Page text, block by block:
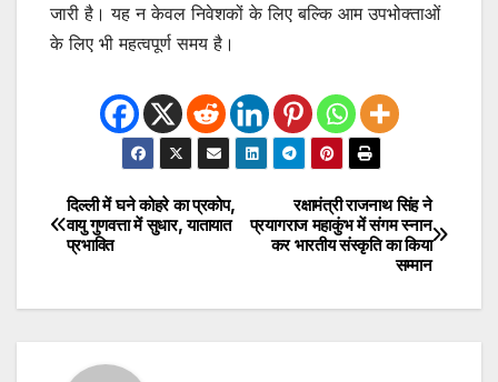
जारी है। यह न केवल निवेशकों के लिए बल्कि आम उपभोक्ताओं
के लिए भी महत्वपूर्ण समय है।
Post
navigation
रक्षामंत्री राजनाथ सिंह ने
प्रयागराज महाकुंभ में संगम स्नान
कर भारतीय संस्कृति का किया
सम्मान
दिल्ली में घने कोहरे का प्रकोप,
वायु गुणवत्ता में सुधार, यातायात
प्रभावित